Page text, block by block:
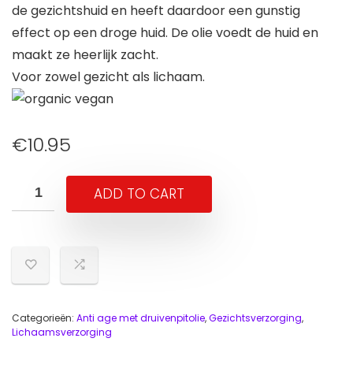
de gezichtshuid en heeft daardoor een gunstig
effect op een droge huid. De olie voedt de huid en
maakt ze heerlijk zacht.
Voor zowel gezicht als lichaam.
€10.95
ADD TO CART
Categorieën: Anti age met druivenpitolie,Gezichtsverzorging,
Lichaamsverzorging